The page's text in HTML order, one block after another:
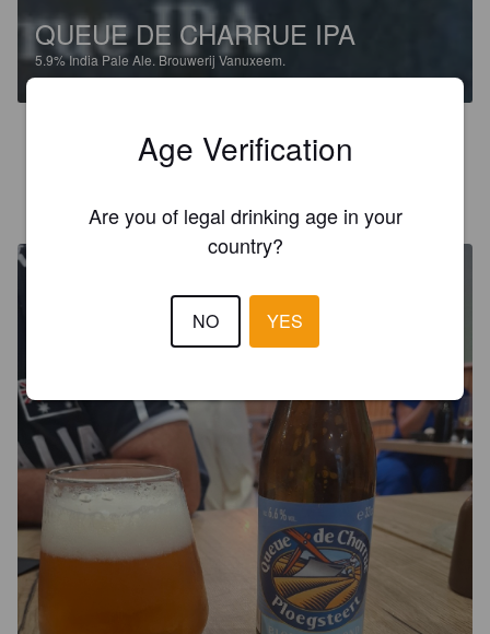
QUEUE DE CHARRUE IPA
5.9%India Pale Ale.Brouwerij Vanuxeem.
Age Verification
Are you of legal drinking age in your
country?
NO YES